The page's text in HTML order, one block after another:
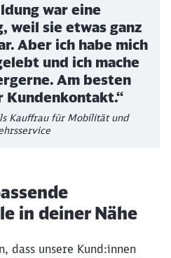
war eine
weil sie etwas ganz
Aber ich habe mich
und ich mache
Am besten
Kauffrau für Mobilität und
in deiner Nähe
dass unsere Kund:innen